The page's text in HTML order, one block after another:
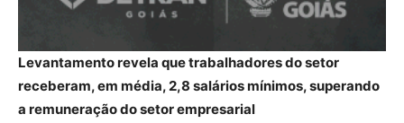
Levantamento revela que trabalhadores do setor
receberam, em média, 2,8 salários mínimos, superando
a remuneração do setor empresarial